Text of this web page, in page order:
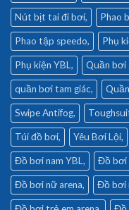
Nút bịt tai đi bơi Phao
Phao tập speedo Phụ
Phụ kiện YBL Quần bơi
quần bơi tam giác
Swipe Antifog
Túi đồ bơi Yêu Bơi Lội
Đồ bơi nam YBL Đồ bơi
Đồ bơi nữ arena Đồ bơi